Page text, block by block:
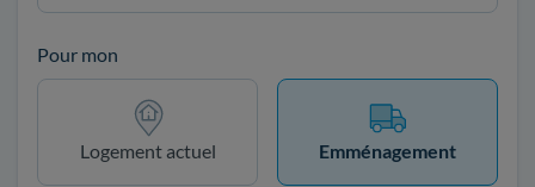
Pour mon
Logement actuel Emménagement